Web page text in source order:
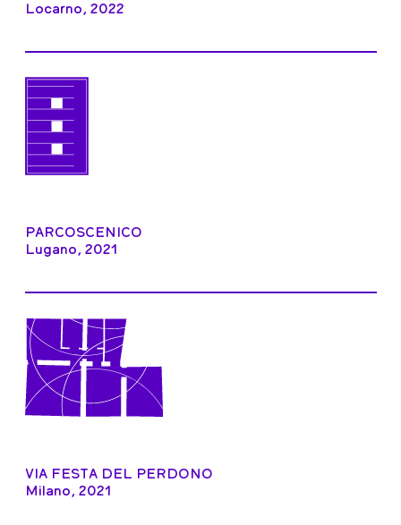
Locarno, 2022
PARCOSCENICO
Lugano, 2021
VIA FESTA DEL PERDONO
Milano, 2021